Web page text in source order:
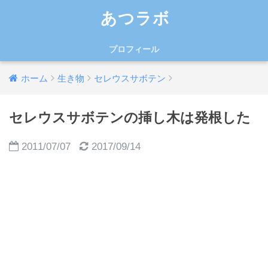
あつラボ
プロフィール
ホーム 生き物 セレウスサボテン
セレウスサボテンの挿し木は発根した
2011/07/07 2017/09/14